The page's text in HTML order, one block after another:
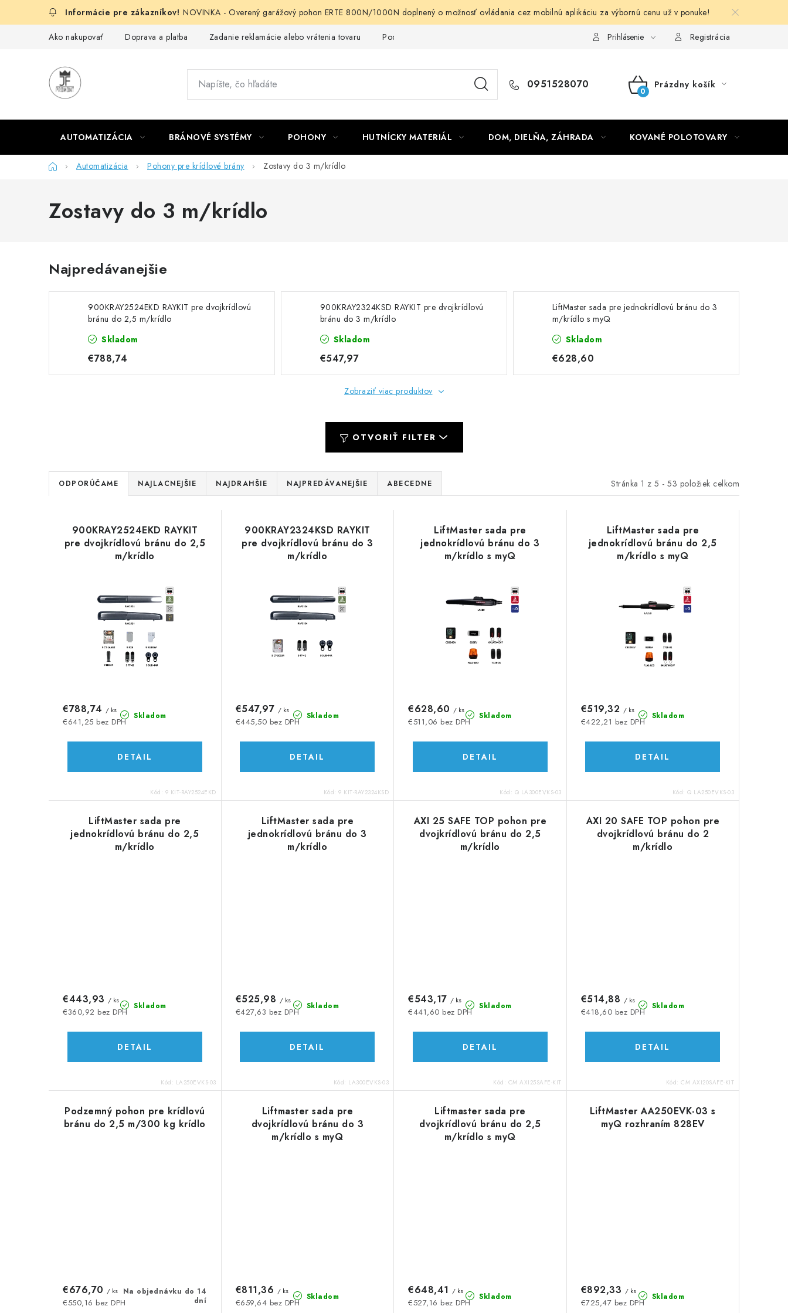
NOVINKA - Overený garážový pohon ERTE 800N/1000N doplnený o možnosť ovládania cez mobilnú aplikáciu za výbornú cenu už v ponuke!
Ako nakupovať Doprava a platba Zadanie reklamácie alebo vrátenia tovaru Podmienky ochrany osobných údajov Obchodné podmienkyPrihlásenie Registrácia
0951528070
NÁKUPNÝ
Prázdny košík
AUTOMATIZÁCIA BRÁNOVÉ SYSTÉMY POHONY HUTNÍCKY MATERIÁL DOM, DIELŇA, ZÁHRADA KOVANÉ POLOTOVARY
DomovAutomatizácia Pohony pre krídlové brány Zostavy do 3 m/krídlo
Zostavy do 3 m/krídlo
Najpredávanejšie
900KRAY2524EKD RAYKIT pre dvojkrídlovú
bránu do 2,5 m/krídlo
Skladom
€788,74
900KRAY2324KSD RAYKIT pre dvojkrídlovú
bránu do 3 m/krídlo
Skladom
€547,97
LiftMaster sada pre jednokrídlovú bránu do 3
m/krídlo s myQ
Skladom
€628,60
Zobraziť viac produktov
OTVORIŤ FILTER
Stránka 1 z 5 - 53 položiek celkom
R
a
o
ODPORÚČAME NAJLACNEJŠIE NAJDRAHŠIE NAJPREDÁVANEJŠIE ABECEDNE
v
900KRAY2524EKD RAYKIT
pre dvojkrídlovú bránu do 2,5
m/krídlo
Skladom
€641,25 bez DPH
€788,74 / ks
DETAIL
Kód: 9 KIT-RAY2524EKD
900KRAY2324KSD RAYKIT
pre dvojkrídlovú bránu do 3
m/krídlo
Skladom
€445,50 bez DPH
€547,97 / ks
DETAIL
Kód: 9 KIT-RAY2324KSD
LiftMaster sada pre
jednokrídlovú bránu do 3
m/krídlo s myQ
Skladom
€511,06 bez DPH
€628,60 / ks
DETAIL
Kód: Q LA300EVKS-03
LiftMaster sada pre
jednokrídlovú bránu do 2,5
m/krídlo s myQ
Skladom
€422,21 bez DPH
€519,32 / ks
DETAIL
Kód: Q LA250EVKS-03
LiftMaster sada pre
jednokrídlovú bránu do 2,5
m/krídlo
Skladom
€360,92 bez DPH
€443,93 / ks
DETAIL
Kód: LA250EVKS-03
LiftMaster sada pre
jednokrídlovú bránu do 3
m/krídlo
Skladom
€427,63 bez DPH
€525,98 / ks
DETAIL
Kód: LA300EVKS-03
AXI 25 SAFE TOP pohon pre
dvojkrídlovú bránu do 2,5
m/krídlo
Skladom
€441,60 bez DPH
€543,17 / ks
DETAIL
Kód: CM AXI25SAFE-KIT
AXI 20 SAFE TOP pohon pre
dvojkrídlovú bránu do 2
m/krídlo
Skladom
€418,60 bez DPH
€514,88 / ks
DETAIL
Kód: CM AXI20SAFE-KIT
Podzemný pohon pre krídlovú
bránu do 2,5 m/300 kg krídlo
Na objednávku do 14
dní
€550,16 bez DPH
€676,70 / ks
Liftmaster sada pre
dvojkrídlovú bránu do 3
m/krídlo s myQ
Skladom
€659,64 bez DPH
€811,36 / ks
Liftmaster sada pre
dvojkrídlovú bránu do 2,5
m/krídlo s myQ
Skladom
€527,16 bez DPH
€648,41 / ks
LiftMaster AA250EVK-03 s
myQ rozhraním 828EV
Skladom
€725,47 bez DPH
€892,33 / ks